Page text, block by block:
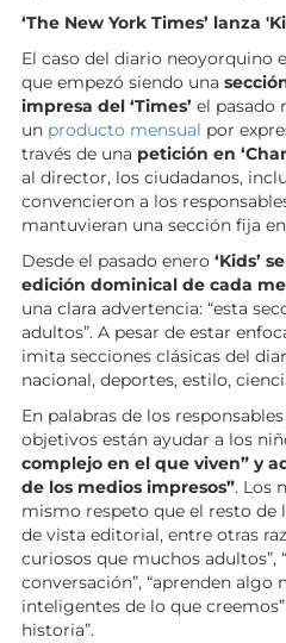
‘The New York Times’ lanza
El caso del diario neoyorquino
que empezó siendo una
impresa del ‘Times’ el pasado
un producto mensual por
través de una petición en
al director, los ciudadanos,
convencieron a los
mantuvieran una sección fija
Desde el pasado enero ‘Kids’
edición dominical de cada
una clara advertencia: “esta
adultos”. A pesar de estar
imita secciones clásicas del
nacional, deportes, estilo,
En palabras de los responsables
objetivos están ayudar a los
complejo en el que viven” y
de los medios impresos”. Los
mismo respeto que el resto de
de vista editorial, entre otras
curiosos que muchos adultos”,
conversación”, “aprenden algo
inteligentes de lo que
historia”.